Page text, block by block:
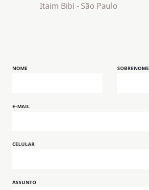
Itaim Bibi - São Paulo
NOME SOBRENOME
E-MAIL
CELULAR
ASSUNTO